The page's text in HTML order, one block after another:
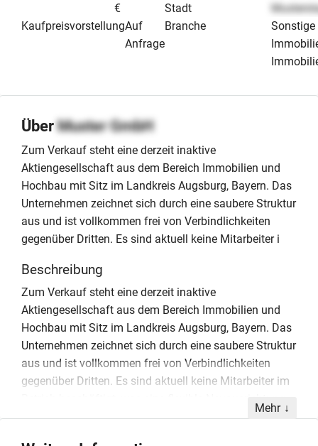
€
KaufpreisvorstellungAuf
Anfrage
Stadt
Branche
Sonstige
ÜberMuster GmbH
Zum Verkauf steht eine derzeit inaktive
Aktiengesellschaft aus dem Bereich Immobilien und
Hochbau mit Sitz im Landkreis Augsburg, Bayern. Das
Unternehmen zeichnet sich durch eine saubere Struktur
aus und ist vollkommen frei von Verbindlichkeiten
gegenüber Dritten. Es sind aktuell keine Mitarbeiter i
Beschreibung
Zum Verkauf steht eine derzeit inaktive
Aktiengesellschaft aus dem Bereich Immobilien und
Hochbau mit Sitz im Landkreis Augsburg, Bayern. Das
Unternehmen zeichnet sich durch eine saubere Struktur
aus und ist vollkommen frei von Verbindlichkeiten
gegenüber Dritten. Es sind aktuell keine Mitarbeiter im
oder Integration in bestehende
Mehr